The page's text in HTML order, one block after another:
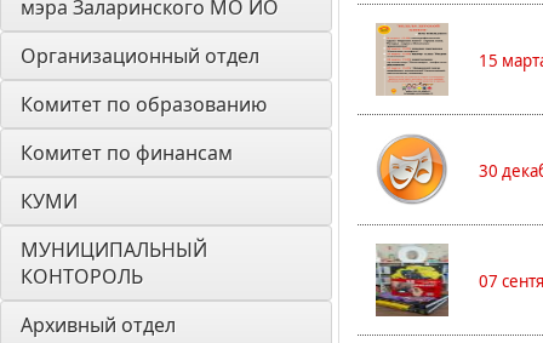
мэра Заларинского МО ИО
Организационный отдел
Комитет по образованию
Комитет по финансам
КУМИ
МУНИЦИПАЛЬНЫЙ
КОНТОРОЛЬ
Архивный отдел
15
30
07